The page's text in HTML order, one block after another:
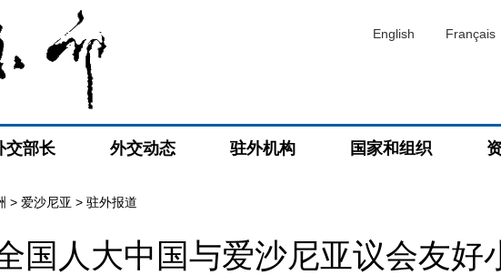
English Français
交部长 外交动态 驻外机构 国家和组织
> 爱沙尼亚 > 驻外报道
国人大中国与爱沙尼亚议会友好